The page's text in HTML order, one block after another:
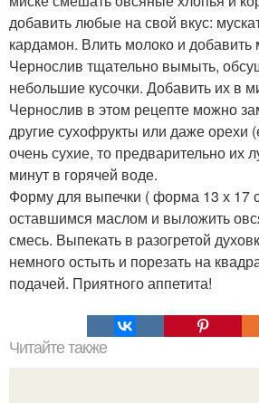
добавить любые на свой вкус:
кардамон. Влить молоко и
Чернослив тщательно вымыть,
небольшие кусочки. Добавить их в
Чернослив в этом рецепте можно
другие сухофрукты или даже орехи
очень сухие, то предварительно их
минут в горячей воде.
Форму для выпечки ( форма 13 х 17
оставшимся маслом и выложить
смесь. Выпекать в разогретой
немного остыть и порезать на
подачей. Приятного аппетита!
Читайте также